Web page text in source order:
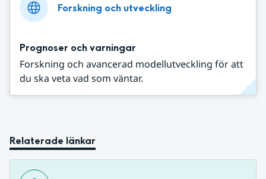
Forskning och utveckling
Prognoser och varningar
Forskning och avancerad modellutveckling för att
du ska veta vad som väntar.
Relaterade länkar